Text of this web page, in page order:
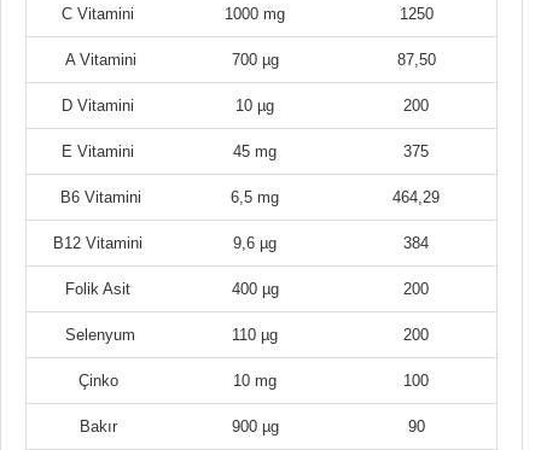
C Vitamini 1000 mg 1250
A Vitamini 700 µg 87,50
D Vitamini 10 µg 200
E Vitamini 45 mg 375
B6 Vitamini 6,5 mg 464,29
B12 Vitamini 9,6 µg 384​
Folik Asit 400 µg 200
Selenyum 110 µg 200
Çinko 10 mg 100
Bakır 900 µg 90